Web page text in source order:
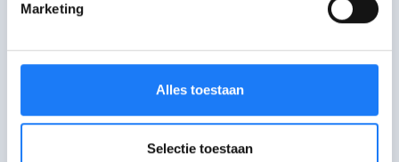
Marketing
Alles toestaan
Selectie toestaan
WAT WAT brengt info voor jongeren via artikels, verhalen
Over WAT WAT
Bestel infomateriaal